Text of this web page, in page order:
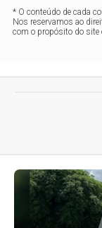
* O conteúdo de cada
Nos reservamos ao
com o propósito do site